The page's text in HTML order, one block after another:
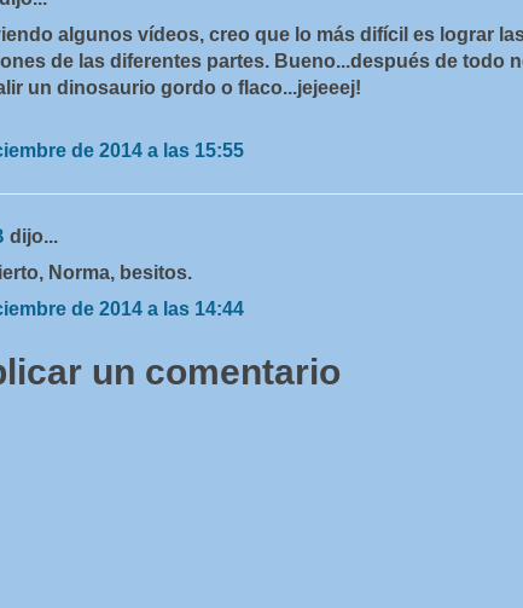
algunos vídeos, creo que lo más difícil es lograr
de las diferentes partes. Bueno...después de todo
un dinosaurio gordo o flaco...jejeeej!
de 2014 a las 15:55
dijo...
Norma, besitos.
de 2014 a las 14:44
un comentario